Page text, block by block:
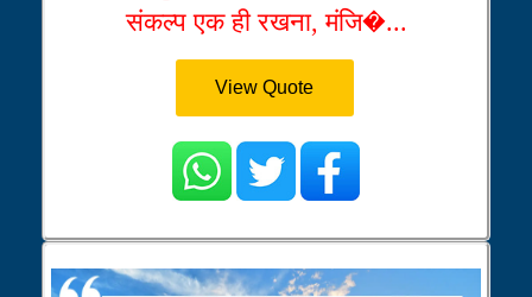
संकल्प एक ही रखना, मंजि�...
View Quote